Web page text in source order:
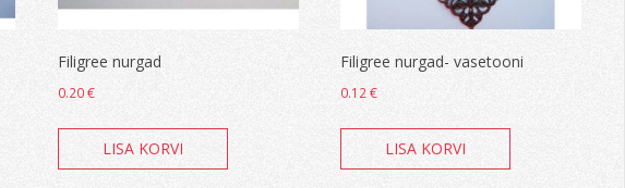
Filigree nurgad
0.20€
LISA KORVI
Filigree nurgad- vasetooni
0.12€
LISA KORVI